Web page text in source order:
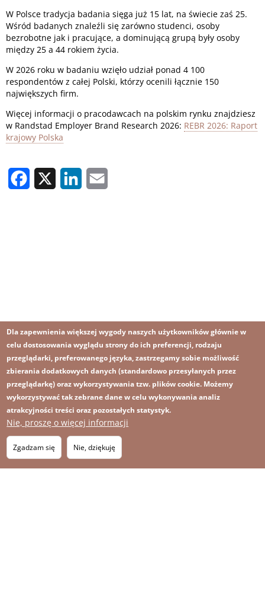
W Polsce tradycja badania sięga już 15 lat, na świecie zaś 25.
Wśród badanych znaleźli się zarówno studenci, osoby
bezrobotne jak i pracujące, a dominującą grupą były osoby
między 25 a 44 rokiem życia.
W 2026 roku w badaniu wzięło udział ponad 4 100
respondentów z całej Polski, którzy ocenili łącznie 150
największych firm.
Więcej informacji o pracodawcach na polskim rynku znajdziesz
w Randstad Employer Brand Research 2026: REBR 2026: Raport
krajowy Polska
Facebook LinkedIn
Footer
menu
Zapisz się na newsletter
Obraz
MAPA STRONY
Dla zapewnienia większej wygody naszych użytkowników głównie w
celu dostosowania wyglądu strony do ich preferencji, rodzaju
przeglądarki, preferowanego języka, zastrzegamy sobie możliwość
zbierania dodatkowych danych (standardowo przesyłanych przez
przeglądarkę) oraz wykorzystywania tzw. plików cookie. Możemy
wykorzystywać tak zebrane dane w celu wykonywania analiz
atrakcyjności treści oraz pozostałych statystyk.
Nie, proszę o więcej informacji
Zgadzam się Nie, dziękuję